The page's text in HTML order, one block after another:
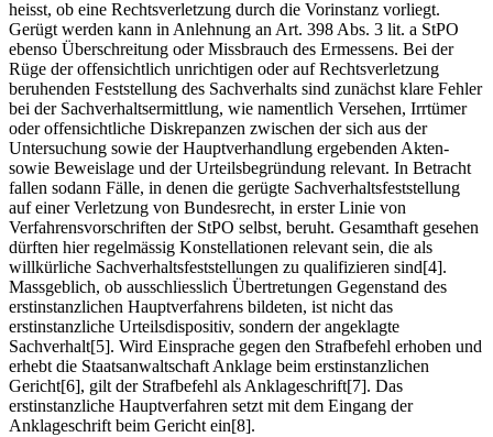
heisst, ob eine Rechtsverletzung durch die Vorinstanz vorliegt.
Gerügt werden kann in Anlehnung an Art. 398 Abs. 3 lit. a StPO
ebenso Überschreitung oder Missbrauch des Ermessens. Bei der
Rüge der offensichtlich unrichtigen oder auf Rechtsverletzung
beruhenden Feststellung des Sachverhalts sind zunächst klare Fehler
bei der Sachverhaltsermittlung, wie namentlich Versehen, Irrtümer
oder offensichtliche Diskrepanzen zwischen der sich aus der
Untersuchung sowie der Hauptverhandlung ergebenden Akten-
sowie Beweislage und der Urteilsbegründung relevant. In Betracht
fallen sodann Fälle, in denen die gerügte Sachverhaltsfeststellung
auf einer Verletzung von Bundesrecht, in erster Linie von
Verfahrensvorschriften der StPO selbst, beruht. Gesamthaft gesehen
dürften hier regelmässig Konstellationen relevant sein, die als
willkürliche Sachverhaltsfeststellungen zu qualifizieren sind[4].
Massgeblich, ob ausschliesslich Übertretungen Gegenstand des
erstinstanzlichen Hauptverfahrens bildeten, ist nicht das
erstinstanzliche Urteilsdispositiv, sondern der angeklagte
Sachverhalt[5]. Wird Einsprache gegen den Strafbefehl erhoben und
erhebt die Staatsanwaltschaft Anklage beim erstinstanzlichen
Gericht[6], gilt der Strafbefehl als Anklageschrift[7]. Das
erstinstanzliche Hauptverfahren setzt mit dem Eingang der
Anklageschrift beim Gericht ein[8].